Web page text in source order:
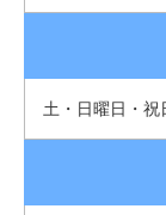
土・日曜日・祝